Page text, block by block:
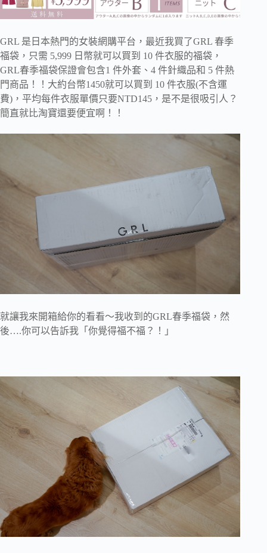
GRL 是日本熱門的女裝網購平台，最近我買了GRL 春季
福袋，只需 5,999 日幣就可以買到 10 件衣服的福袋，
GRL春季福袋保證會包含1 件外套、4 件針織品和 5 件熱
門商品！！大約台幣1450就可以買到 10 件衣服(不含運
費)，平均每件衣服單價只要NTD145，是不是很吸引人？
簡直就比淘寶還要便宜啊！！
就讓我來開箱給你的看看～我收到的GRL春季福袋，然
後….你可以告訴我「你覺得福不福？！」